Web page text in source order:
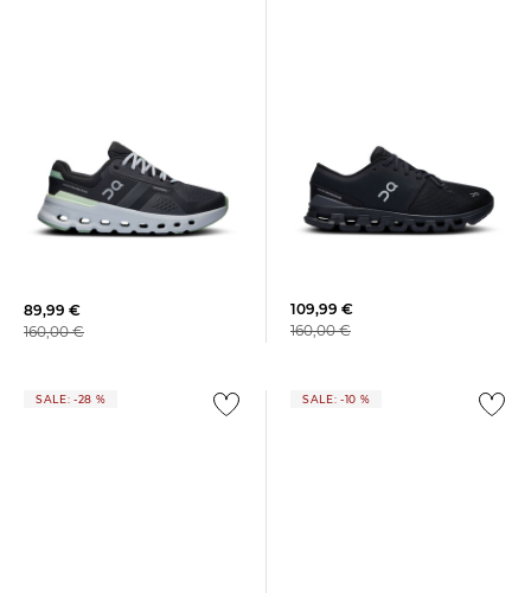
89,99 €
160,00 €
109,99 €
160,00 €
SALE: -28 % SALE: -10 %